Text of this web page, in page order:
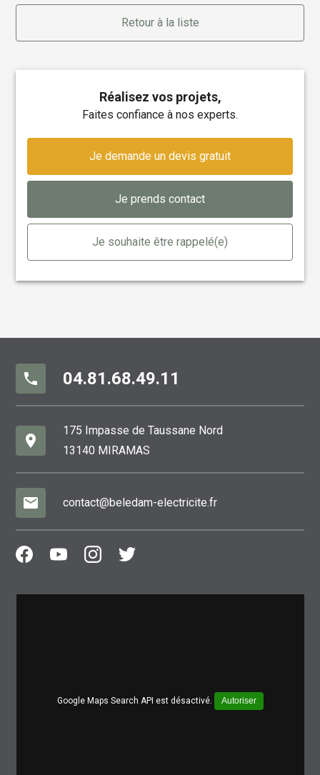
Retour à la liste
Réalisez vos projets,
faites confiance à nos experts.
Je demande un devis gratuit
Je prends contact
Je souhaite être rappelé(e)
phone 04.81.68.49.11
place
175 Impasse de Taussane Nord
13140 MIRAMAS
mail contact@beledam-electricite.fr
Google Maps Search API est désactivé. Autoriser